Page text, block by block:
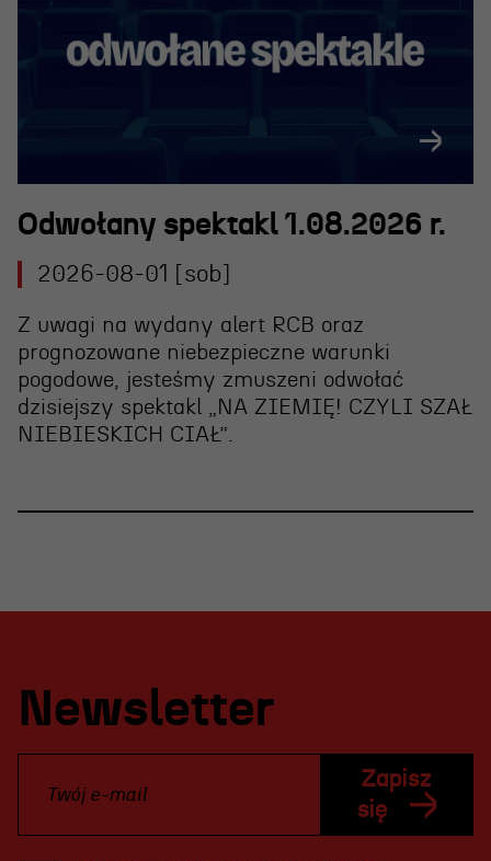
Odwołany spektakl 1.08.2026 r.
2026-08-01 [sob]
Z uwagi na wydany alert RCB oraz
prognozowane niebezpieczne warunki
pogodowe, jesteśmy zmuszeni odwołać
dzisiejszy spektakl „NA ZIEMIĘ! CZYLI SZAŁ
NIEBIESKICH CIAŁ”.
Newsletter
Zapisz
się